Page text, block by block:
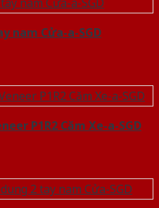
nam Cửa-a-SGD
P1R2 Căm Xe-a-SGD